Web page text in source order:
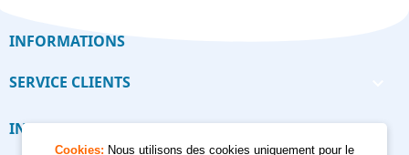
INFORMATIONS
SERVICE CLIENTS
INFORMATIONS 
Cookies: Nous utilisons des cookies uniquement pour le